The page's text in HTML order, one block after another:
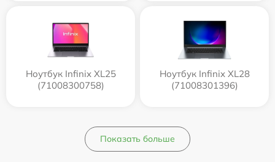
Ноутбук Infinix XL25
(71008300758)
Ноутбук Infinix XL28
(71008301396)
Показать больше